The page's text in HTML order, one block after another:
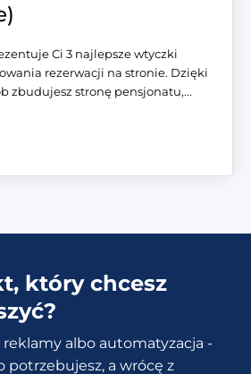
Ci 3 najlepsze wtyczki
rezerwacji na stronie. Dzięki
zbudujesz stronę pensjonatu,...
który chcesz
reklamy albo automatyzacja -
potrzebujesz, a wrócę z